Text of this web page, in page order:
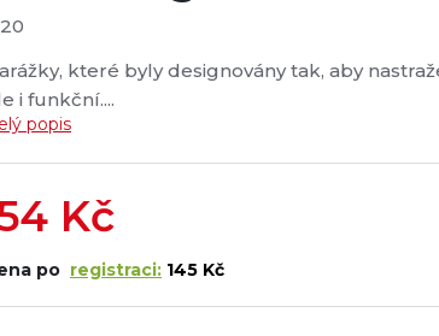
které byly designovány tak, aby
i funkční....
popis
Kč
po registraci: 145 Kč